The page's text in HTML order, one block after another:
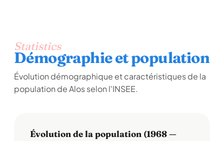
Statistics
Démographie et population
Évolution démographique et caractéristiques de la
population de Alos selon l'INSEE.
Évolution de la population (1968 —